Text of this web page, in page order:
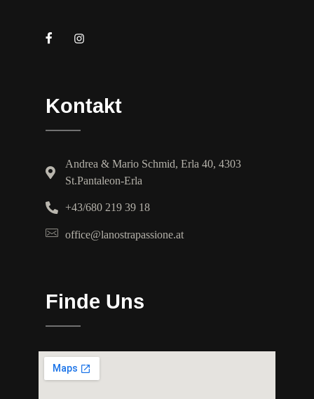
Kontakt
Andrea & Mario Schmid, Erla 40, 4303
St.Pantaleon-Erla
+43/680 219 39 18
office@lanostrapassione.at
Finde Uns